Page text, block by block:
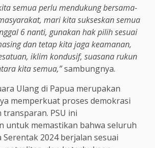
semua perlu mendukung bersama-
mari kita sukseskan semua
6 nanti, gunakan hak pilih sesuai
dan tetap kita jaga keamanan,
iklim kondusif, suasana rukun
kita semua,”sambungnya.
Ulang di Papua merupakan
memperkuat proses demokrasi
PSU ini
untuk memastikan bahwa seluruh
2024 berjalan sesuai